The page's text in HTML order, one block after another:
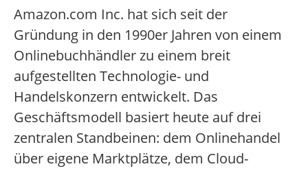
Amazon.com Inc. hat sich seit der
Gründung in den 1990er Jahren von einem
Onlinebuchhändler zu einem breit
aufgestellten Technologie- und
Handelskonzern entwickelt. Das
Geschäftsmodell basiert heute auf drei
zentralen Standbeinen: dem Onlinehandel
über eigene Marktplätze, dem Cloud-